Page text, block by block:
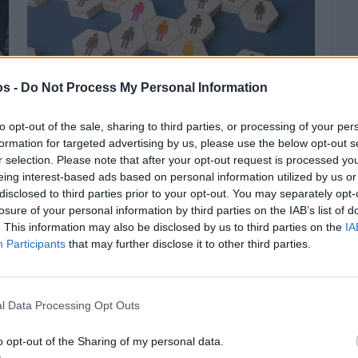
- Do Not Process My Personal Information
opt-out of the sale, sharing to third parties, or processing of your
for targeted advertising by us, please use the below opt-out
selection. Please note that after your opt-out request is processed
interest-based ads based on personal information utilized by us
to third parties prior to your opt-out. You may separately
of your personal information by third parties on the IAB’s list of
This information may also be disclosed by us to third parties on the
Participants that may further disclose it to other third parties.
Data Processing Opt Outs
opt-out of the Sharing of my personal data.
Πριν 4 ημέρες
Αδειάζουν τα νησιά – Το δημογραφικό στο
«κόκκινο»